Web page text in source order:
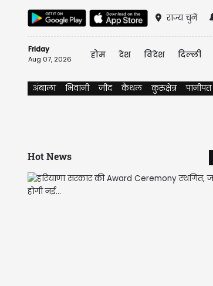
राज्य चुनें
Friday
Aug 07, 2026 होम देश विदेश दिल्ली
अंबाला भिवानी जींद कैथल कुरुक्षेत्र पानीपत
Hot News